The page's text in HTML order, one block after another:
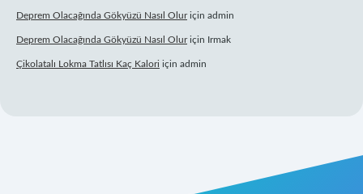
Deprem Olacağında Gökyüzü Nasıl Oluriçin admin
Deprem Olacağında Gökyüzü Nasıl Oluriçin Irmak
Çikolatalı Lokma Tatlısı Kaç Kalori için admin